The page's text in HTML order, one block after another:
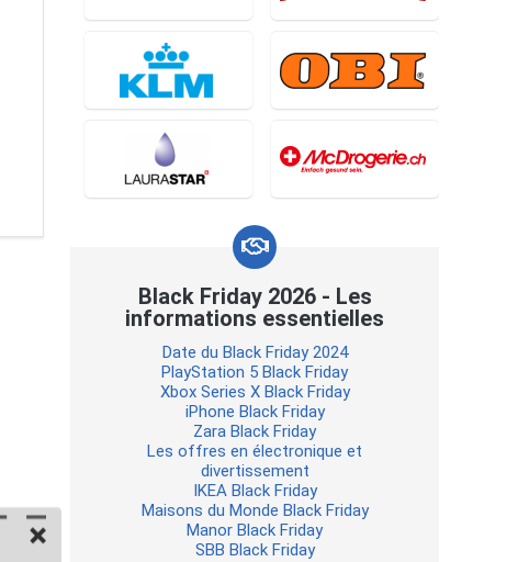
Black Friday 2026 - Les
informations essentielles
Date du Black Friday 2024
PlayStation 5 Black Friday
Xbox Series X Black Friday
iPhone Black Friday
Zara Black Friday
Les offres en électronique et
divertissement
IKEA Black Friday
Maisons du Monde Black Friday
Manor Black Friday
SBB Black Friday